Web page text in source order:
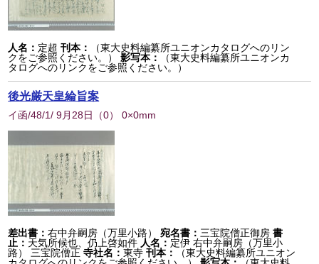
人名： 定超 刊本：
（東大史料編纂所ユニオンカタログへのリン
クをご参照ください。）
影写本：
（東大史料編纂所ユニオンカ
タログへのリンクをご参照ください。）
後光厳天皇綸旨案
イ函/48/1/ 9月28日 （0） 0×0mm
差出書：右中弁嗣房（万里小路） 宛名書： 三宝院僧正御房 書
止： 天気所候也、仍上啓如件 人名： 定伊 右中弁嗣房（万里小
路） 三宝院僧正 寺社名：東寺 刊本：
（東大史料編纂所ユニオン